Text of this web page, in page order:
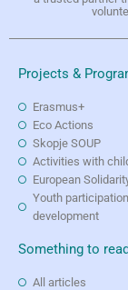
Projects &
Erasmus+
Eco Actions
Skopje SOUP
Activities with
European
Youth
development
Something to read
All articles